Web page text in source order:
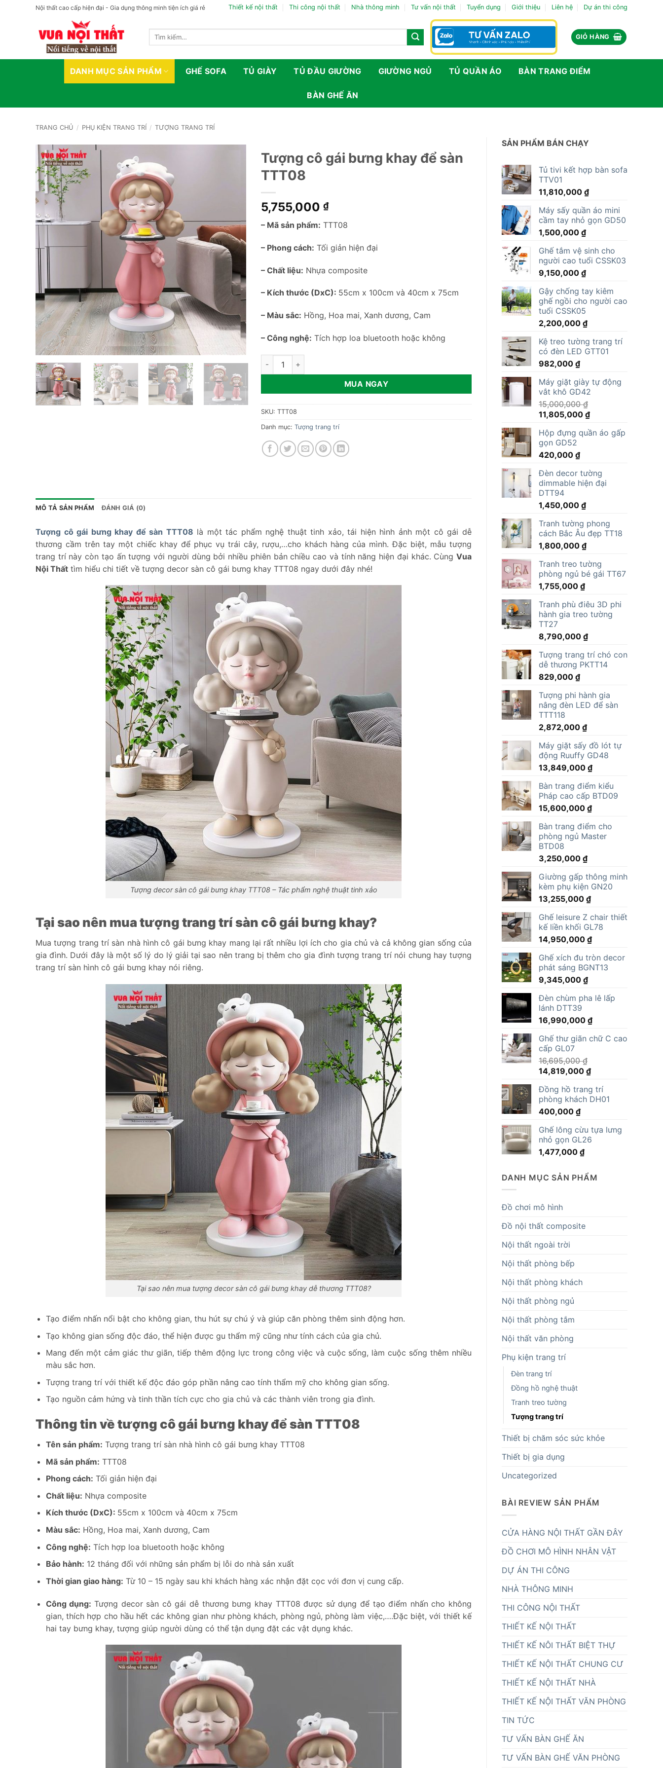
Nội thất cao cấp hiện đại - Gia dụng thông minh tiện ích giá rẻ Thiết kế nội thất Thi công nội thất Nhà thông minh Tư vấn nội thất Tuyển dụng Giới thiệu Liên hệ Dự án thi công
Tìm
GIỎ HÀNG
DANH MỤC SẢN PHẨM GHẾ SOFA TỦ GIÀY TỦ ĐẦU GIƯỜNG GIƯỜNG NGỦ TỦ QUẦN ÁO BÀN TRANG ĐIỂM
BÀN GHẾ ĂN
TRANG CHỦ / PHỤ KIỆN TRANG TRÍ / TƯỢNG TRANG TRÍ
SẢN PHẨM BÁN CHẠY
Tủ tivi kết hợp bàn sofa
TTV01
11,810,000 ₫
Máy sấy quần áo mini
cầm tay nhỏ gọn GD50
1,500,000 ₫
Ghế tắm vệ sinh cho
người cao tuổi CSSK03
9,150,000 ₫
Gậy chống tay kiêm
ghế ngồi cho người cao
tuổi CSSK05
2,200,000 ₫
Kệ treo tường trang trí
có đèn LED GTT01
982,000 ₫
Máy giặt giày tự động
vắt khô GD42
15,000,000₫
Giá
là:
15,000,000 ₫.
11,805,000 ₫Giá
tại
Hộp đựng quần áo gấp
gọn GD52
420,000 ₫
Đèn decor tường
dimmable hiện đại
DTT94
1,450,000 ₫
Tranh tường phong
cách Bắc Âu đẹp TT18
1,800,000 ₫
Tranh treo tường
phòng ngủ bé gái TT67
1,755,000 ₫
Tranh phù điêu 3D phi
hành gia treo tường
TT27
8,790,000 ₫
Tượng trang trí chó con
dễ thương PKTT14
829,000 ₫
Tượng phi hành gia
nâng đèn LED để sàn
TTT118
2,872,000 ₫
Máy giặt sấy đồ lót tự
động Ruuffy GD48
13,849,000 ₫
Bàn trang điểm kiểu
Pháp cao cấp BTD09
15,600,000 ₫
Bàn trang điểm cho
phòng ngủ Master
BTD08
3,250,000 ₫
Giường gấp thông minh
kèm phụ kiện GN20
13,255,000 ₫
Ghế leisure Z chair thiết
kế liền khối GL78
14,950,000 ₫
Ghế xích đu tròn decor
phát sáng BGNT13
9,345,000 ₫
Đèn chùm pha lê lấp
lánh DTT39
16,990,000 ₫
Ghế thư giãn chữ C cao
cấp GL07
16,695,000₫
Giá
là:
16,695,000 ₫.
14,819,000 ₫Giá
tại
là:
Đồng hồ trang trí
phòng khách DH01
400,000 ₫
Ghế lông cừu tựa lưng
nhỏ gọn GL26
1,477,000 ₫
DANH MỤC SẢN PHẨM
Đồ chơi mô hình
Đồ nội thất composite
Nội thất ngoài trời
Nội thất phòng bếp
Nội thất phòng khách
Nội thất phòng ngủ
Nội thất phòng tắm
Nội thất văn phòng
Phụ kiện trang trí
Đèn trang trí
Đồng hồ nghệ thuật
Tranh treo tường
Tượng trang trí
Thiết bị chăm sóc sức khỏe
Thiết bị gia dụng
Uncategorized
BÀI REVIEW SẢN PHẨM
CỬA HÀNG NỘI THẤT GẦN ĐÂY
ĐỒ CHƠI MÔ HÌNH NHÂN VẬT
DỰ ÁN THI CÔNG
NHÀ THÔNG MINH
THI CÔNG NỘI THẤT
THIẾT KẾ NỘI THẤT
THIẾT KẾ NÔI THẤT BIỆT THỰ
THIẾT KẾ NỘI THẤT CHUNG CƯ
THIẾT KẾ NỘI THẤT NHÀ
THIẾT KẾ NỘI THẤT VĂN PHÒNG
TIN TỨC
TƯ VẤN BÀN GHẾ ĂN
TƯ VẤN BÀN GHẾ VĂN PHÒNG
Tượng cô gái bưng khay để sàn
TTT08
5,755,000 ₫
– Mã sản phẩm: TTT08
– Phong cách: Tối giản hiện đại
– Chất liệu: Nhựa composite
– Kích thước (DxC): 55cm x 100cm và 40cm x 75cm
– Màu sắc: Hồng, Hoa mai, Xanh dương, Cam
– Công nghệ: Tích hợp loa bluetooth hoặc không
Tượng cô gái bưng khay để sàn TTT08 số lượng
MUA NGAY
SKU: TTT08
Danh mục: Tượng trang trí
MÔ TẢ SẢN PHẨM ĐÁNH GIÁ (0)
Tượng cô gái bưng khay để sàn TTT08 là một tác phẩm nghệ thuật tinh xảo, tái hiện hình ảnh một cô gái dễ
thương cầm trên tay một chiếc khay để phục vụ trái cây, rượu,…cho khách hàng của mình. Đặc biệt, mẫu tượng
trang trí này còn tạo ấn tượng với người dùng bởi nhiều phiên bản chiều cao và tính năng hiện đại khác. Cùng Vua
Nội Thất tìm hiểu chi tiết về tượng decor sàn cô gái bưng khay TTT08 ngay dưới đây nhé!
Tượng decor sàn cô gái bưng khay TTT08 – Tác phẩm nghệ thuật tinh xảo
Tại sao nên mua tượng trang trí sàn cô gái bưng khay?
Mua tượng trang trí sàn nhà hình cô gái bưng khay mang lại rất nhiều lợi ích cho gia chủ và cả không gian sống của
gia đình. Dưới đây là một số lý do lý giải tại sao nên trang bị thêm cho gia đình tượng trang trí nói chung hay tượng
trang trí sàn hình cô gái bưng khay nói riêng.
Tại sao nên mua tượng decor sàn cô gái bưng khay dễ thương TTT08?
Tạo điểm nhấn nổi bật cho không gian, thu hút sự chú ý và giúp căn phòng thêm sinh động hơn.
Tạo không gian sống độc đáo, thể hiện được gu thẩm mỹ cũng như tính cách của gia chủ.
Mang đến một cảm giác thư giãn, tiếp thêm động lực trong công việc và cuộc sống, làm cuộc sống thêm nhiều
màu sắc hơn.
Tượng trang trí với thiết kế độc đáo góp phần nâng cao tính thẩm mỹ cho không gian sống.
Tạo nguồn cảm hứng và tinh thần tích cực cho gia chủ và các thành viên trong gia đình.
Thông tin về tượng cô gái bưng khay để sàn TTT08
Tên sản phẩm: Tượng trang trí sàn nhà hình cô gái bưng khay TTT08
Mã sản phẩm: TTT08
Phong cách: Tối giản hiện đại
Chất liệu: Nhựa composite
Kích thước (DxC): 55cm x 100cm và 40cm x 75cm
Màu sắc: Hồng, Hoa mai, Xanh dương, Cam
Công nghệ: Tích hợp loa bluetooth hoặc không
Bảo hành: 12 tháng đối với những sản phẩm bị lỗi do nhà sản xuất
Thời gian giao hàng: Từ 10 – 15 ngày sau khi khách hàng xác nhận đặt cọc với đơn vị cung cấp.
Công dụng:Tượng decor sàn cô gái dễ thương bưng khay TTT08 được sử dụng để tạo điểm nhấn cho không
gian, thích hợp cho hầu hết các không gian như phòng khách, phòng ngủ, phòng làm việc,….Đặc biệt, với thiết kế
hai tay bưng khay, tượng giúp người dùng có thể tận dụng đặt các vật dụng khác.